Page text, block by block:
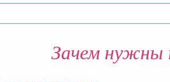
Зачем нужны